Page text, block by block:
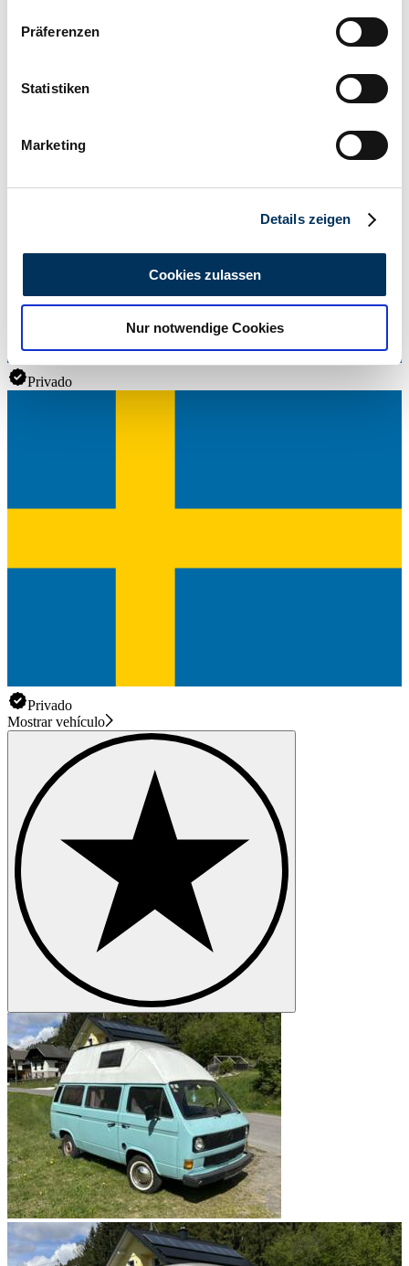
Informationen über Ihre geografische Lage
können
bestimmten Merkmalen (Fingerprinting) identifizieren
Erfahren Sie mehr darüber, wie Ihre persönlichen Daten
analysieren. Außerdem geben wir Informationen zu Ihrer
Verwendung unserer Website an unsere Partner für
soziale Medien, Werbung und Analysen weiter. Unsere
Partner führen diese Informationen möglicherweise mit
Präferenzen
Statistiken
Marketing
Details zeigen
Cookies zulassen
Nur notwendige Cookies
281.811 km
Potencia (kW/CV)
Privado
Privado
Mostrar vehículo